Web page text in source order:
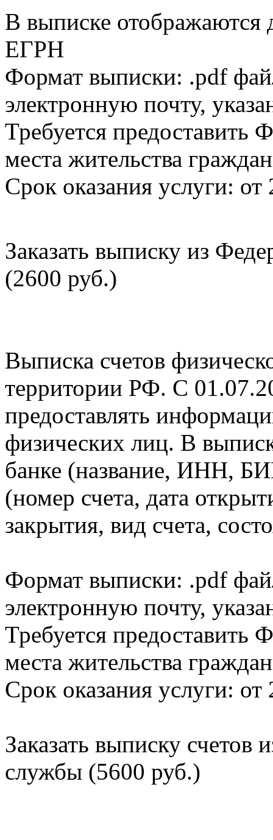
В выписке
ЕГРН
Формат выписки: .pdf
электронную почту,
Требуется
места жительства
Срок оказания услуги: от
Заказать выписку из
(2600 руб.)
Выписка счетов
территории РФ. С
предоставлять
физических лиц. В
банке (название, ИНН,
(номер счета, дата
закрытия, вид счета,
Формат выписки: .pdf
электронную почту,
Требуется
места жительства
Срок оказания услуги: от
Заказать выписку счетов
службы (5600 руб.)